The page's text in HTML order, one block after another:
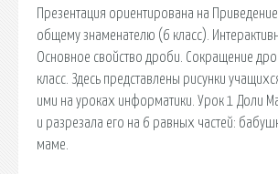
Презентация ориентирована на
общему знаменателю (6 класс).
Основное свойство дроби. Сокращение
класс. Здесь представлены рисунки
ими на уроках информатики. Урок 1 Доли
и разрезала его на 6 равных частей:
маме.